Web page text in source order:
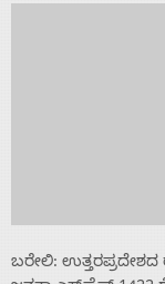
ಬರೇಲಿ: